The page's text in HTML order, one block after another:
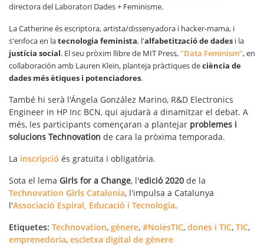
directora del Laboratori Dades + Feminisme.
La Catherine és escriptora, artista/dissenyadora i hacker-mama, i
s'enfoca en latecnologia feminista, l'alfabetització de dades i la
justícia social. El seu pròxim llibre de MIT Press, "Data Feminism", en
collaboración amb Lauren Klein, planteja pràctiques deciència de
dades més ètiques i potenciadores.
També hi serà l'Ángela González Marino, R&D Electronics
Engineer in HP Inc BCN, qui ajudarà a dinamitzar el debat. A
més, les participants començaran a plantejar problemes i
solucions Technovation de cara la pròxima temporada.
La inscripció és gratuïta i obligatòria.
Sota el lema Girls for a Change, l'edició 2020 de la
Technovation Girls Catalonia, l'impulsa a Catalunya
l'Associació Espiral, Educació i Tecnologia.
Etiquetes: Technovation, gènere, #NoiesTIC, dones i TIC, TIC,
emprenedoria, escletxa digital de gènere